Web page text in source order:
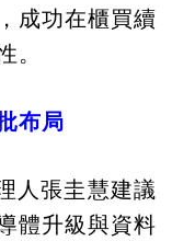
成功在櫃買續
。
布局
人張圭慧建議
體升級與資料